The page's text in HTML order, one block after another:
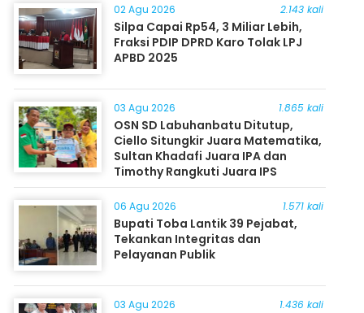
02 Agu 2026 2.143 kali
Silpa Capai Rp54, 3 Miliar Lebih,
Fraksi PDIP DPRD Karo Tolak LPJ
APBD 2025
03 Agu 2026 1.865 kali
OSN SD Labuhanbatu Ditutup,
Ciello Situngkir Juara Matematika,
Sultan Khadafi Juara IPA dan
Timothy Rangkuti Juara IPS
06 Agu 2026 1.571 kali
Bupati Toba Lantik 39 Pejabat,
Tekankan Integritas dan
Pelayanan Publik
03 Agu 2026 1.436 kali